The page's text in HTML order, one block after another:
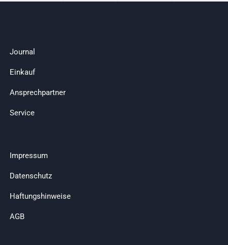
Journal
Einkauf
Ansprechpartner
Service
Impressum
Datenschutz
Haftungshinweise
AGB